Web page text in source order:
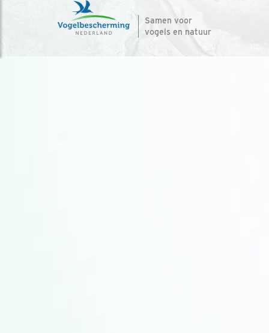
Samen voor
vogels en natuur